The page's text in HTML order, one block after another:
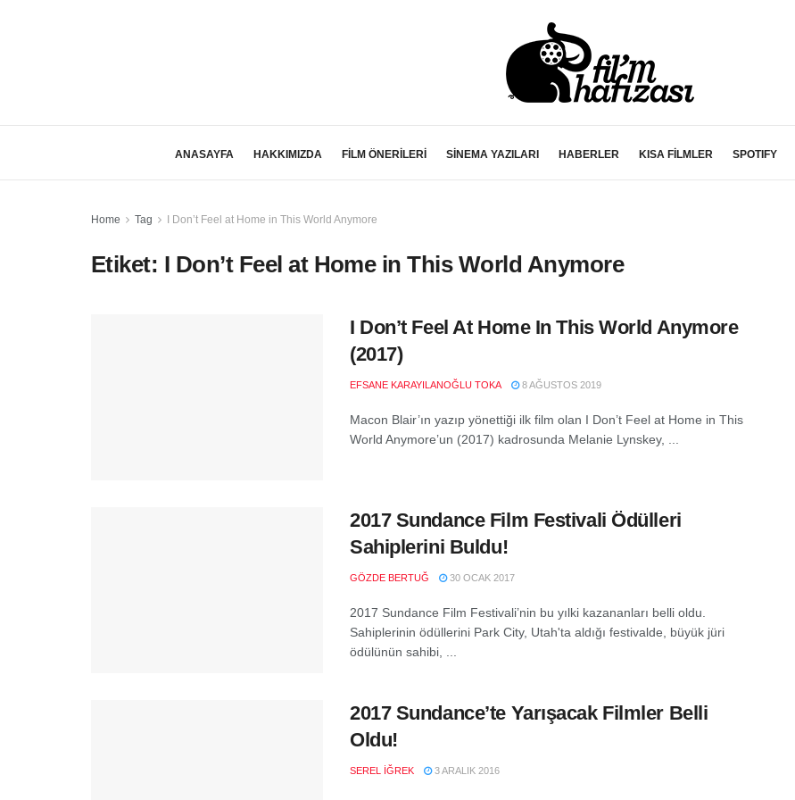
ANASAYFA HAKKIMIZDA FİLM ÖNERİLERİ SİNEMA YAZILARI HABERLER KISA FİLMLER SPOTIFY
Home Tag I Don’t Feel at Home in This World Anymore
Etiket: I Don’t Feel at Home in This World Anymore
I Don’t Feel At Home In This World Anymore
(2017)
EFSANE KARAYILANOĞLU TOKA 8 AĞUSTOS 2019
Macon Blair’ın yazıp yönettiği ilk film olan I Don’t Feel at Home in This
World Anymore’un (2017) kadrosunda Melanie Lynskey, ...
2017 Sundance Film Festivali Ödülleri
Sahiplerini Buldu!
GÖZDE BERTUĞ 30 OCAK 2017
2017 Sundance Film Festivali’nin bu yılki kazananları belli oldu.
Sahiplerinin ödüllerini Park City, Utah'ta aldığı festivalde, büyük jüri
ödülünün sahibi, ...
2017 Sundance’te Yarışacak Filmler Belli
Oldu!
SEREL İĞREK 3 ARALIK 2016